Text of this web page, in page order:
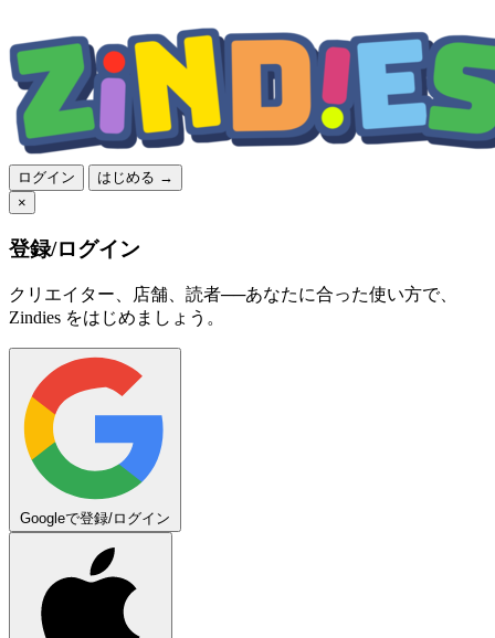
ログイン
はじめる →
×
登録/ログイン
クリエイター、店舗、読者──あなたに合った使い方で、
Zindies をはじめましょう。
Googleで登録/ログイン